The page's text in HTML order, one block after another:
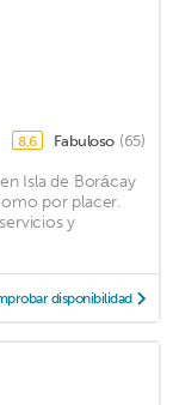
8,6 Fabuloso (65)
Isla de Borácay
por placer.
y
disponibilidad